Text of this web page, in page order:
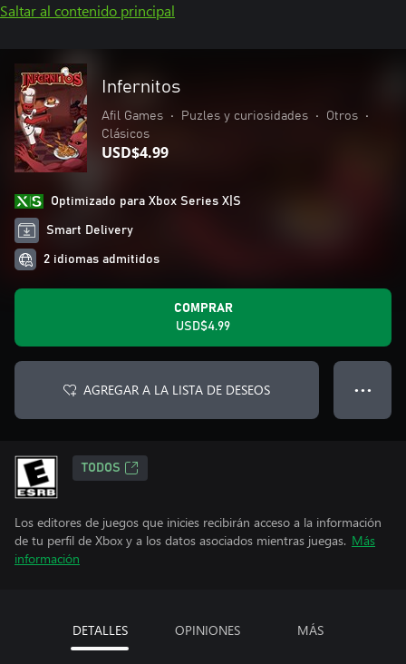
Saltar al contenido principal
Infernitos
Afil Games • Puzles y curiosidades • Otros
•
Clásicos
USD$4.99
Optimizado para Xbox Series X|S
Smart Delivery
2 idiomas admitidos
COMPRAR
USD$4.99
AGREGAR A LA LISTA DE DESEOS ● ● ●
TODOS
Los editores de juegos que inicies recibirán acceso a la información
de tu perfil de Xbox y a los datos asociados mientras juegas. Más
información
DETALLES OPINIONES MÁS